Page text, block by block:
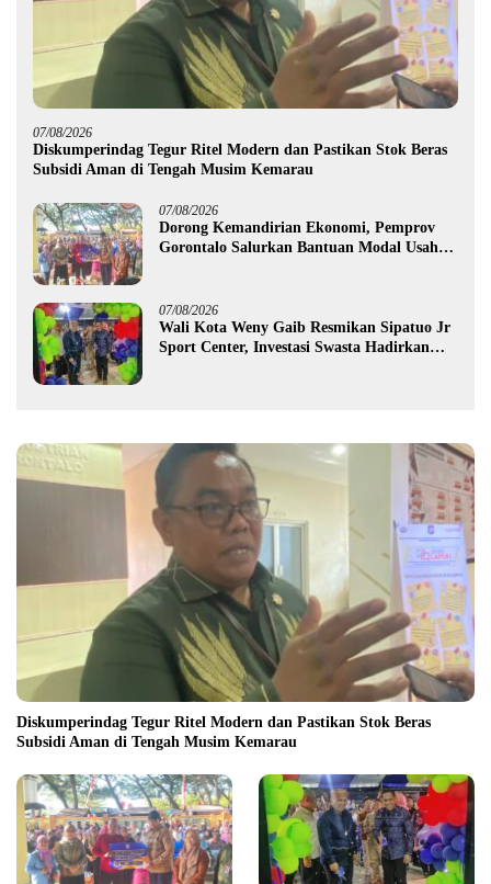
07/08/2026
Diskumperindag Tegur Ritel Modern dan Pastikan Stok Beras
Subsidi Aman di Tengah Musim Kemarau
07/08/2026
Dorong Kemandirian Ekonomi, Pemprov
Gorontalo Salurkan Bantuan Modal Usaha
07/08/2026
Wali Kota Weny Gaib Resmikan Sipatuo Jr
Sport Center, Investasi Swasta Hadirkan
Diskumperindag Tegur Ritel Modern dan Pastikan Stok Beras
Subsidi Aman di Tengah Musim Kemarau